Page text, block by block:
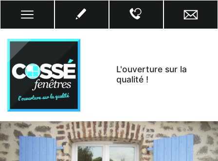
L'ouverture sur la
qualité !